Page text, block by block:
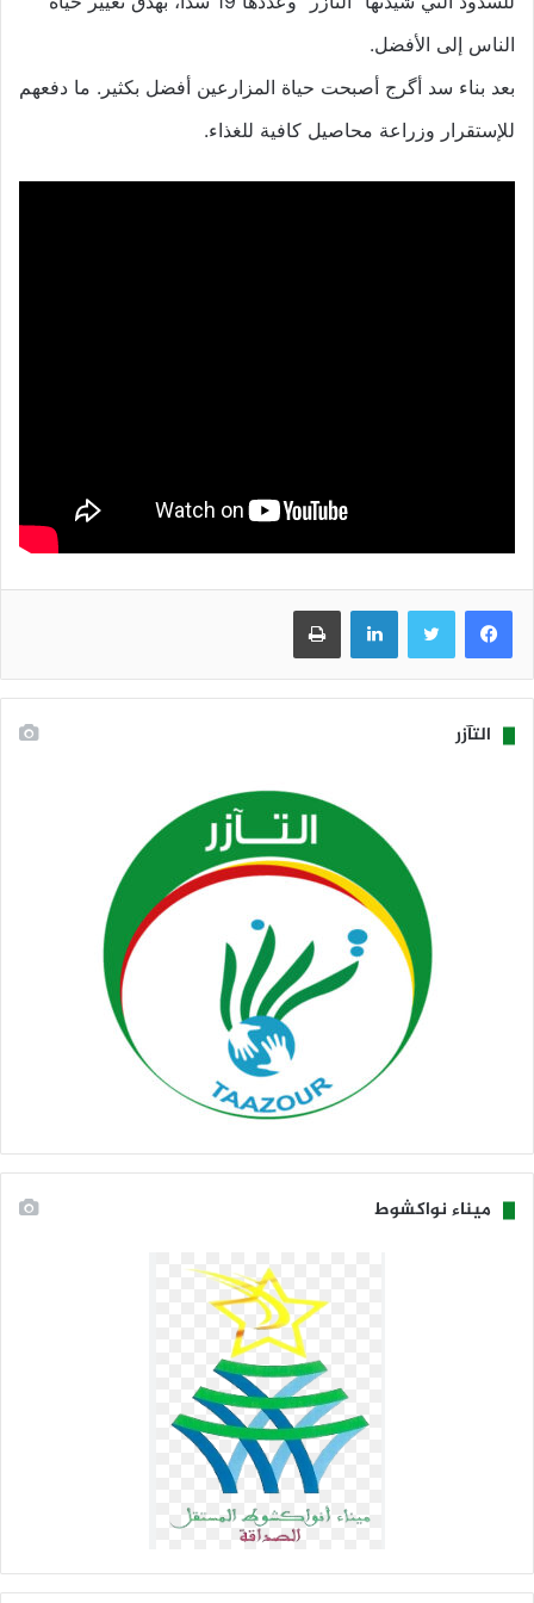
الناس إلى الأفضل.
بعد بناء سد أگرج أصبحت حياة المزارعين أفضل بكثير. ما دفعهم
للإستقرار وزراعة محاصيل كافية للغذاء.
فيسبوك تويتر لينكدإن طباعة
التآزر
ميناء نواكشوط